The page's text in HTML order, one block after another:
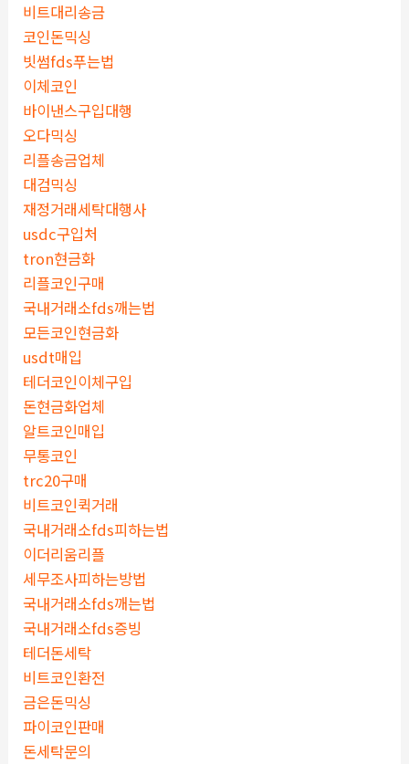
비트대리송금
코인돈믹싱
빗썸fds푸는법
이체코인
바이낸스구입대행
오다믹싱
리플송금업체
대검믹싱
재정거래세탁대행사
usdc구입처
tron현금화
리플코인구매
국내거래소fds깨는법
모든코인현금화
usdt매입
테더코인이체구입
돈현금화업체
알트코인매입
무통코인
trc20구매
비트코인퀵거래
국내거래소fds피하는법
이더리움리플
세무조사피하는방법
국내거래소fds깨는법
국내거래소fds증빙
테더돈세탁
비트코인환전
금은돈믹싱
파이코인판매
돈세탁문의